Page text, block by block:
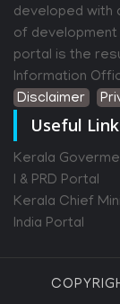
developed with
of
portal is the
Information
Disclaimer
Useful
Kerala
I & PRD Portal
Kerala Chief
India Portal